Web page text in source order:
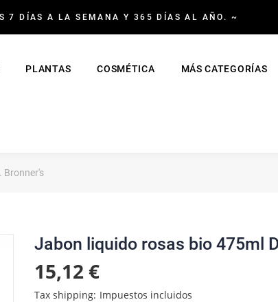
7 DÍAS A LA SEMANA Y 365 DÍAS AL AÑO. ~
PLANTAS COSMÉTICA MÁS CATEGORÍAS
Bronner's
Jabon liquido rosas bio 475ml
15,12 €
Tax shipping Impuestos incluidos